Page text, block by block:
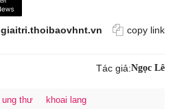
giaitri.thoibaovhnt.vn copy link
Tác giả:Ngọc Lê
ung thư
khoai lang